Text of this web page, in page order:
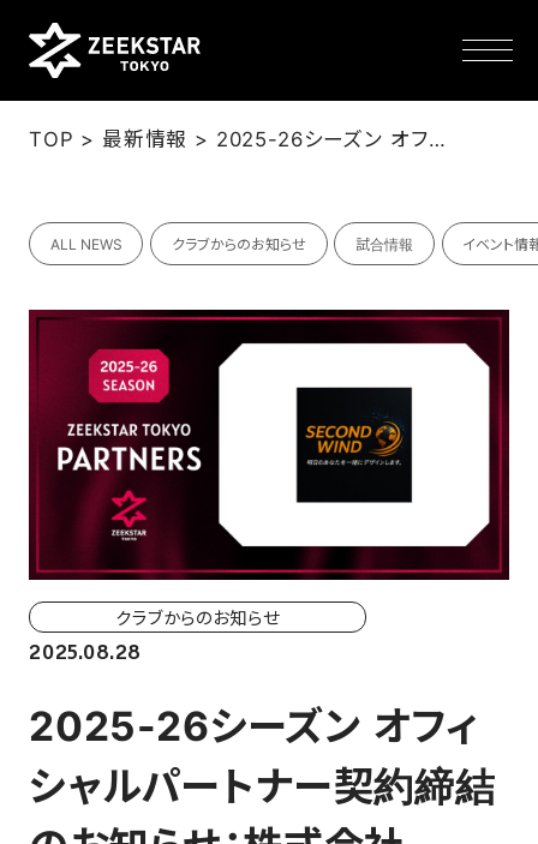
NEWS
TEAM
SCHEDULE
TICKET
会場（座席・価格表）
チケット購入方法
各座席について
観戦ガイド
TOP > 最新情報 > 2025-26シーズン オフィシャルパートナー契約締結のお知らせ：株式会社SECOND WIND
クラブからのお知らせ
2025.08.28
2025-26シーズン オフィ
シャルパートナー契約締結
ALL NEWS クラブからのお知らせ 試合情報 イベント情